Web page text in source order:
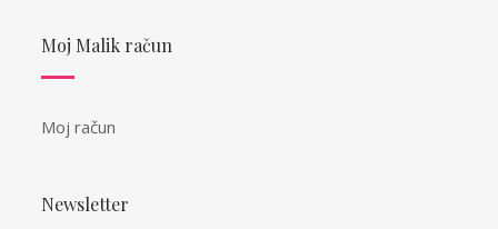
Moj Malik račun
Moj račun
Newsletter